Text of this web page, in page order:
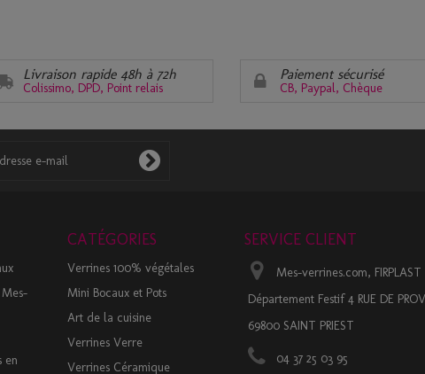
Livraison rapide 48h à 72h
Colissimo, DPD, Point relais
Paiement sécurisé
CB, Paypal, Chèque
en
CATÉGORIES
Verrines 100% végétales
Mini Bocaux et Pots
Art de la cuisine
Verrines Verre
Verrines Céramique
SERVICE CLIENT
Mes-verrines.com, FIRPLAST
Département Festif 4 RUE DE
69800 SAINT PRIEST
04 37 25 03 95